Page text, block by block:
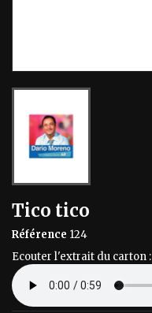
Tico tico
Référence 124
Ecouter l'extrait du carton :